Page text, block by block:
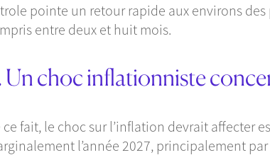
pointe un retour rapide aux environs
entre deux et huit mois.
Un choc inflationniste
ce fait, le choc sur l’inflation devrait affecter
l’année 2027, principalement